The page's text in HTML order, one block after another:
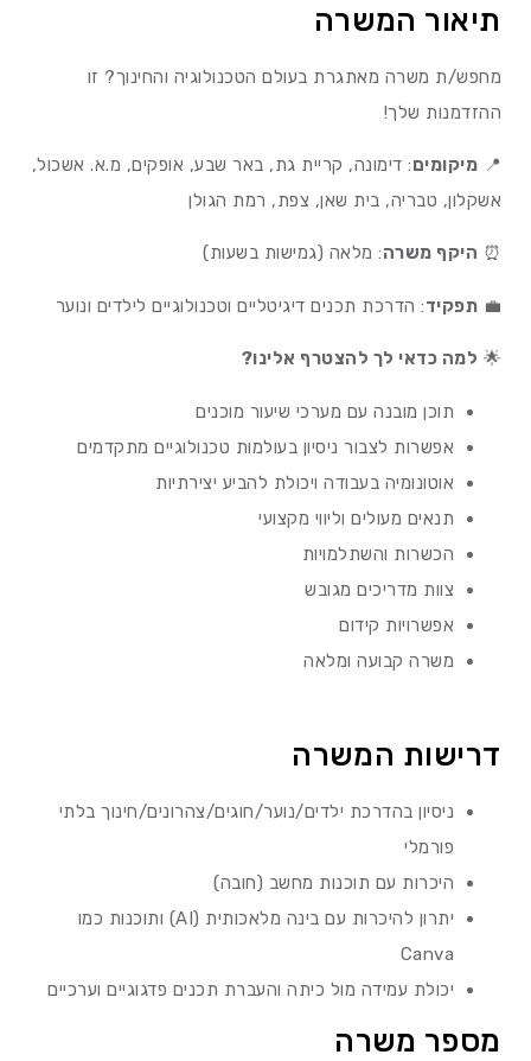
תיאור המשרה
מחפש/ת משרה מאתגרת בעולם הטכנולוגיה והחינוך? זו
ההזדמנות שלך!
📍 מיקומים: דימונה, קריית גת, באר שבע, אופקים, מ.א. אשכול,
אשקלון, טבריה, בית שאן, צפת, רמת הגולן
⏰ היקף משרה: מלאה (גמישות בשעות)
💼 תפקיד: הדרכת תכנים דיגיטליים וטכנולוגיים לילדים ונוער
🌟 למה כדאי לך להצטרף אלינו?
תוכן מובנה עם מערכי שיעור מוכנים
אפשרות לצבור ניסיון בעולמות טכנולוגיים מתקדמים
אוטונומיה בעבודה ויכולת להביע יצירתיות
תנאים מעולים וליווי מקצועי
הכשרות והשתלמויות
צוות מדריכים מגובש
אפשרויות קידום
משרה קבועה ומלאה
דרישות המשרה
ניסיון בהדרכת ילדים/נוער/חוגים/צהרונים/חינוך בלתי
פורמלי
היכרות עם תוכנות מחשב (חובה)
יתרון להיכרות עם בינה מלאכותית (AI) ותוכנות כמו
Canva
יכולת עמידה מול כיתה והעברת תכנים פדגוגיים וערכיים
מספר משרה